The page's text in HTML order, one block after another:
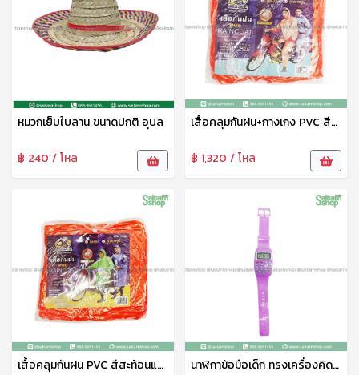
หมวกเย็บใบลาน ขนาดปกติ อุบล
฿ 240 / โหล
เสื้อคลุมกันฝน+กางเกง PVC สีสะท้อนแสง B-84007 Bigbee
฿ 1,320 / โหล
เสื้อคลุมกันฝน PVC สีสะท้อนแสง B-84006 Bigbee นาฬิกาข้อมือเด็ก ทรงเครื่องคิดเลข HY089-7 THY